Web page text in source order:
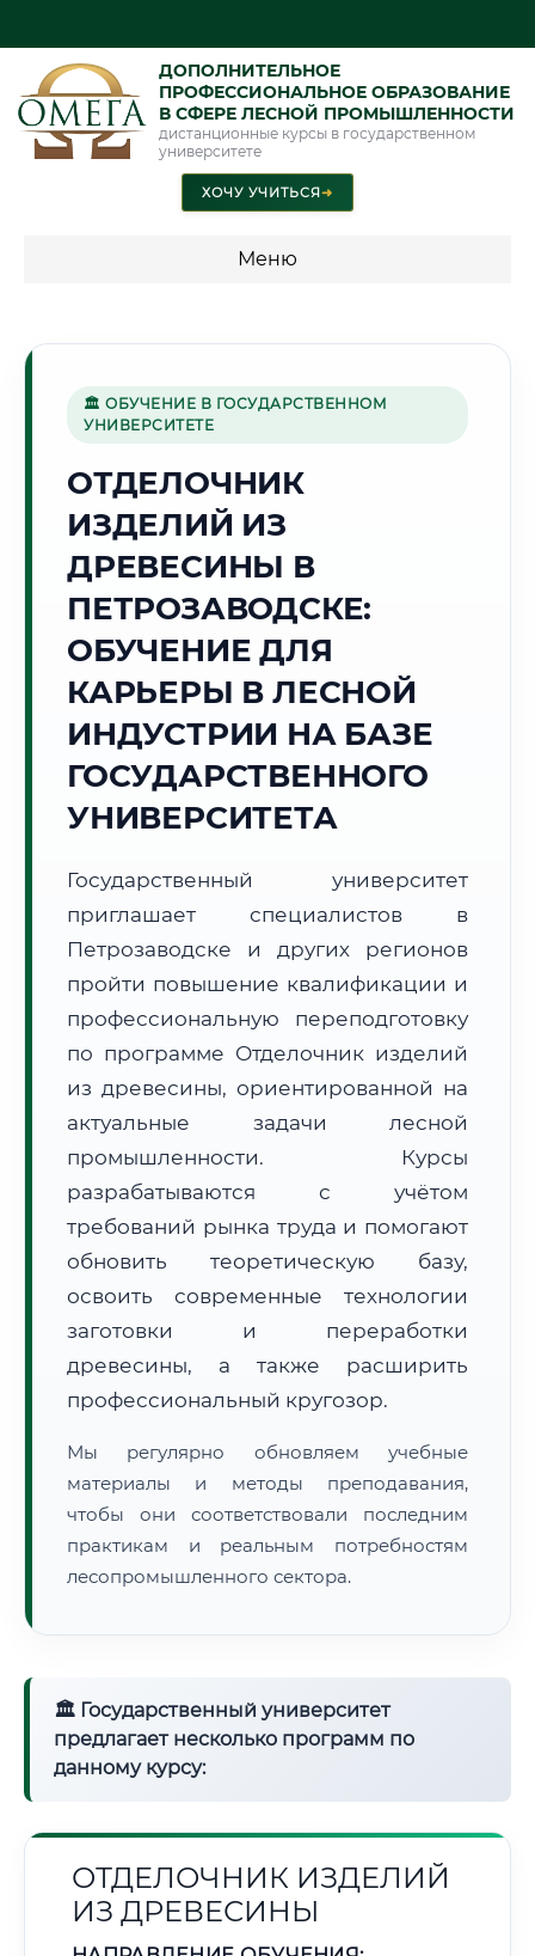
ДОПОЛНИТЕЛЬНОЕ
ПРОФЕССИОНАЛЬНОЕ ОБРАЗОВАНИЕ
В СФЕРЕ ЛЕСНОЙ ПРОМЫШЛЕННОСТИ
дистанционные курсы в государственном
университете
ХОЧУ УЧИТЬСЯ➜
Меню
промышленность"
🌲
Г. ПЕТРОЗАВОДСК
Точное местное время:
22:49:55
Пятница, 7 Августа
2026 г.
🌅 Восход:04:26 🌇 Закат:21:09
Световой день:16 ч. 43 мин.
Субъект:
Республика Карелия
Тел. код:
+7 (8142)
Почтовые индексы:
185000–185999
Часовой пояс:
🗺️ Зона обслуживания: г. Петрозаводск
Расчет логистики оригиналов:
• Маршрут транзита:
~2 853 км
• Экспресс-доставка СДЭК / Почтой: 4–6 рабочих дней
🔍 Нажмите на документ для увеличения и просмотра
🏛 ОБУЧЕНИЕ В ГОСУДАРСТВЕННОМ
УНИВЕРСИТЕТЕ
ОТДЕЛОЧНИК
ИЗДЕЛИЙ ИЗ
ДРЕВЕСИНЫ В
ПЕТРОЗАВОДСКЕ:
ОБУЧЕНИЕ ДЛЯ
КАРЬЕРЫ В ЛЕСНОЙ
ИНДУСТРИИ НА БАЗЕ
ГОСУДАРСТВЕННОГО
УНИВЕРСИТЕТА
Государственный университет
приглашает специалистов в
Петрозаводске и других регионов
пройти повышение квалификации и
профессиональную переподготовку
по программе Отделочник изделий
из древесины, ориентированной на
актуальные задачи лесной
промышленности. Курсы
разрабатываются с учётом
требований рынка труда и помогают
обновить теоретическую базу,
освоить современные технологии
заготовки и переработки
древесины, а также расширить
профессиональный кругозор.
Мы регулярно обновляем учебные
материалы и методы преподавания,
чтобы они соответствовали последним
практикам и реальным потребностям
лесопромышленного сектора.
🏛 Государственный университет
предлагает несколько программ по
данному курсу:
ОТДЕЛОЧНИК ИЗДЕЛИЙ
ИЗ ДРЕВЕСИНЫ